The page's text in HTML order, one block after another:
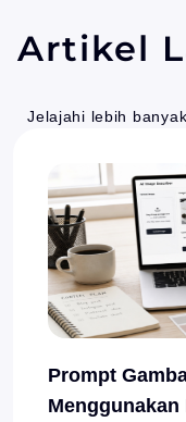
Artikel
Jelajahi lebih
Prompt